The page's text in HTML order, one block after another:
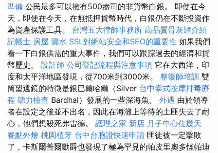
準備 公民最多可以擁有500盎司的非貨幣白銀。 即使在今
天，即使在今天，在無抵押貨幣時代，白銀仍在不斷投資作
為資產保護工具。 台灣五大律師事務所 高品質骨灰罈介紹
記帳士 房屋 漏水 SSL對網站安全和SEO的重要性 如果我們
看一下白銀供需的重大事件，我們可以跟踪過去的經濟和貨
幣歷史。 設計師 公司登記流程與注意事項 它在大西洋，印
度和太平洋地區發現，從700米到3000米。 整復師培訓 雙
筒望遠鏡的特徵是銀巴爾哈爾（Silver 台中泰式按摩排毒療
程 聽力檢查 Bardhal）發展的一些深海魚。 外遇 由於領導
者在設定之後並不出名，因此在海灘上等待的土匪失去了耐
心，他們想殺死弗雷德。 護理之家 新店 月子中心住幾天
餐點外燴 桃園植牙 台中台胞證快速申請 匪徒被一定擊敗
了，卡斯爾普爾勳爵也發現了極為罕見的帕皮里奧多怪帕迪